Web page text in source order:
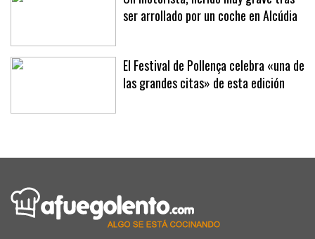
Un motorista, herido muy grave tras
El Festival de Pollença celebra «una de